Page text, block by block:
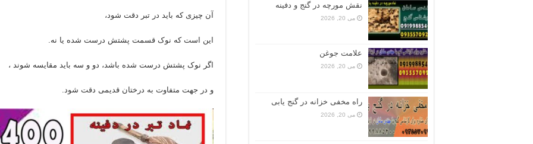
آن چیزی که باید در تبر دقت شود،
این است که نوک قسمت پشتش درست شده یا نه.
اگر نوک پشتش درست شده باشد، دو و سه باید مقایسه شوند ،
و در جهت متفاوت به درختان قدیمی دقت شود.
نقش مورچه در گنج و دفینه
می 20, 2026
علامت جوغن
می 20, 2026
راه مخفی خزانه در گنج یابی
می 20, 2026